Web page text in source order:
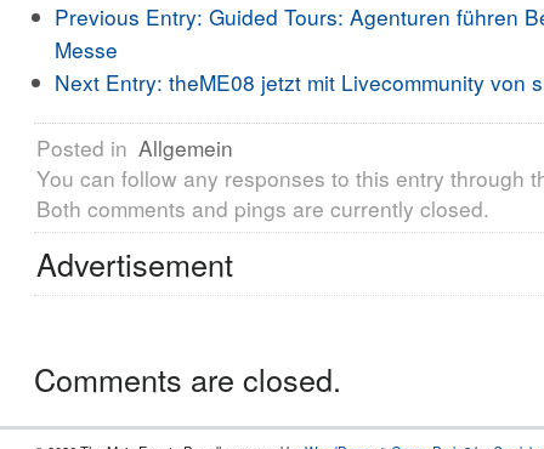
Previous Entry: Guided Tours: Agenturen führen
Messe
Next Entry: theME08 jetzt mit Livecommunity von
Posted in Allgemein
You can follow any responses to this entry through
Both comments and pings are currently closed.
Advertisement
Comments are closed.